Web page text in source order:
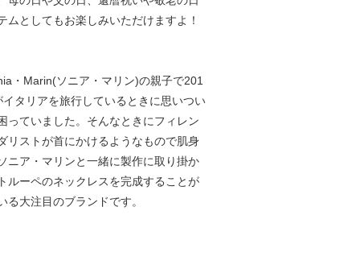
としてもお楽しみいただけますよ！
・Marin(ソニア・マリン)の親子で201
タリアを旅行しているときに思いつい
っていました。そんなときにフィレン
リストが首にかけるようなもので肌身
ニア・マリンと一緒に製作に取り掛か
ルーペのネックレスを完成することが
大注目のブランドです。